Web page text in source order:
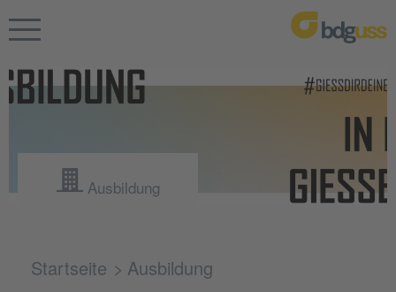
Ausbildung
Startseite Ausbildung